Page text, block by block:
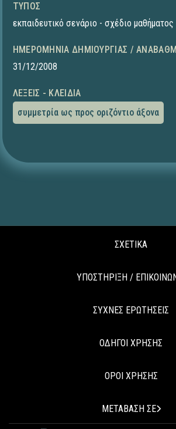
ΤΎΠΟΣ
εκπαιδευτικό σενάριο - σχέδιο μαθήματος
ΗΜΕΡΟΜΗΝΊΑ ΔΗΜΙΟΥΡΓΊΑΣ /
31/12/2008
ΛΈΞΕΙΣ - ΚΛΕΙΔΙΆ
συμμετρία ως προς οριζόντιο άξονα
ΣΧΕΤΙΚΑ
ΥΠΟΣΤΗΡΙΞΗ /
ΣΥΧΝΕΣ ΕΡΩΤΗΣΕΙΣ
ΟΔΗΓΟΙ ΧΡΗΣΗΣ
ΟΡΟΙ ΧΡΗΣΗΣ
ΜΕΤΑΒΑΣΗ ΣΕ